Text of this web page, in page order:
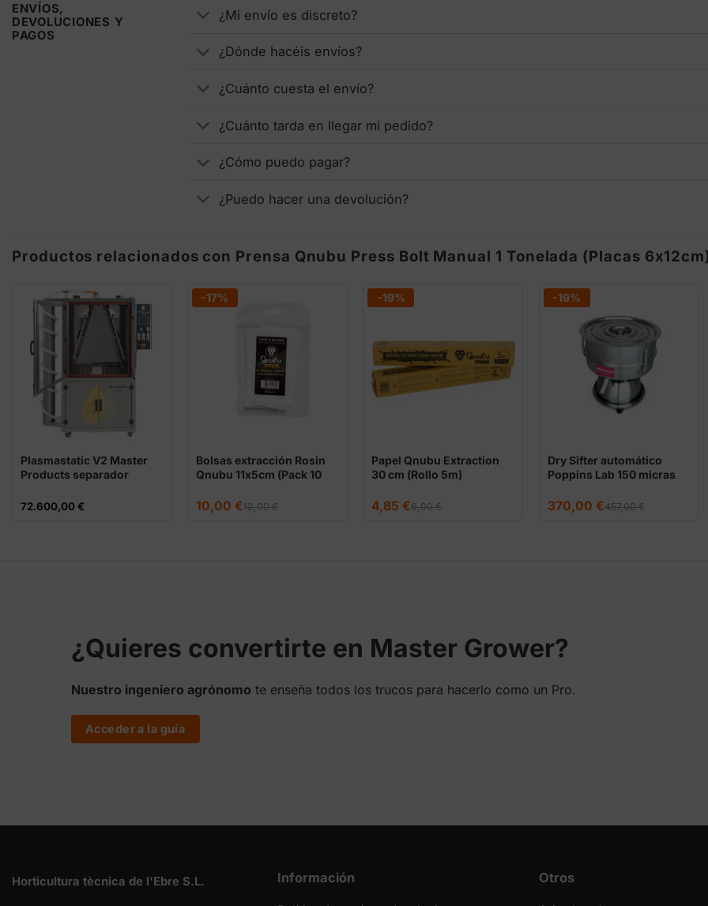
ENVÍOS,
DEVOLUCIONES Y
PAGOS
¿Mi envío es discreto?
¿Dónde hacéis envíos?
¿Cuánto cuesta el envío?
¿Cuánto tarda en llegar mi pedido?
¿Cómo puedo pagar?
¿Puedo hacer una devolución?
Productos relacionados con Prensa Qnubu Press Bolt Manual 1 Tonelada (Placas
Plasmastatic V2 Master
Products separador
72.600,00€
-17%
Bolsas extracción Rosin
Qnubu 11x5cm (Pack 10
12,00€
El
precio
10,00€
El
precio
-19%
Papel Qnubu Extraction
30 cm (Rollo 5m)
6,00€
El
precio
4,85€
El
precio
-19%
Dry Sifter automático
Poppins Lab 150 micras
457,00€
El
precio
370,00 €
El
precio
¿Quieres convertirte en Master Grower?
Nuestro ingeniero agrónomo te enseña todos los trucos para hacerlo como un Pro.
Acceder a la guía
Horticultura tècnica de l'Ebre S.L. Información Otros